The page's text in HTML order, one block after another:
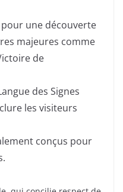
une découverte
majeures comme
de
des Signes
les visiteurs
conçus pour